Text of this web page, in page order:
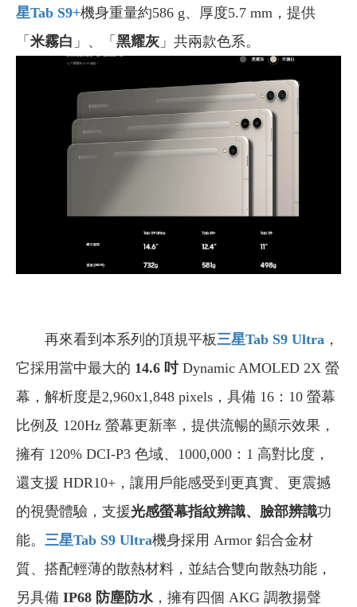
星Tab S9+機身重量約586 g、厚度5.7 mm，提供
「 米霧白 」、「 黑耀灰 」共兩款色系。
再來看到本系列的頂規平板三星Tab S9 Ultra ，
它採用當中最大的 14.6 吋Dynamic AMOLED 2X 螢
幕，解析度是2,960x1,848 pixels，具備 16：10 螢幕
比例及 120Hz 螢幕更新率，提供流暢的顯示效果，
擁有 120% DCI-P3 色域、1000,000：1 高對比度，
還支援 HDR10+，讓用戶能感受到更真實、更震撼
的視覺體驗，支援光感螢幕指紋辨識、臉部辨識功
能。 三星Tab S9 Ultra機身採用 Armor 鋁合金材
質、搭配輕薄的散熱材料，並結合雙向散熱功能，
另具備 IP68 防塵防水 ，擁有四個 AKG 調教揚聲